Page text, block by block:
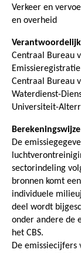
Verkeer en
en overheid
Centraal Bureau
Centraal Bureau
Waterdienst-
Universiteit-
Berekeningswijze
De
sectorindeling
bronnen komt
individuele
deel wordt
onder andere de
het CBS.
De emissiecijfers